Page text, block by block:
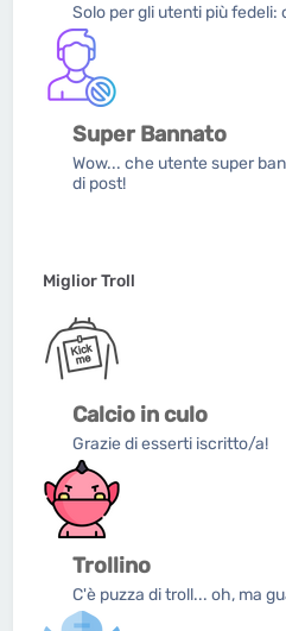
Solo per gli utenti più fedeli:
Super Bannato
Wow... che utente super
di post!
Miglior Troll
Calcio in culo
Grazie di esserti iscritto/a!
Trollino
C'è puzza di troll... oh, ma